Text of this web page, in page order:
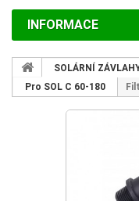
INFORMACE
SOLÁRNÍ
Pro SOL C 60-180